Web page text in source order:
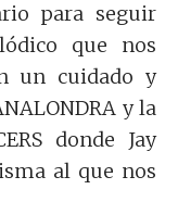
para seguir
que nos
un cuidado y
y la
donde Jay
al que nos